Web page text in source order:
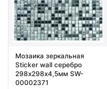
Мозаика зеркальная
Sticker wall серебро
298х298х4,5мм SW-
00002371